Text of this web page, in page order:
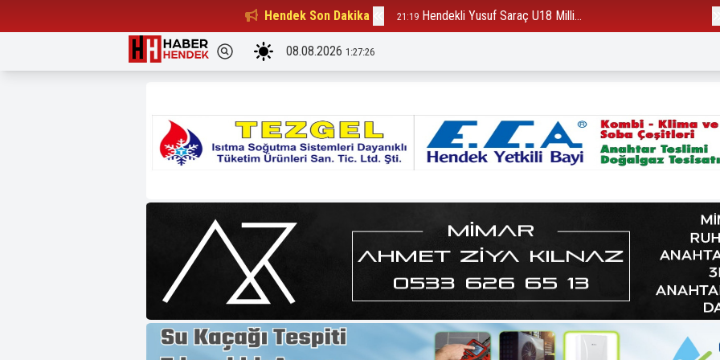
Hendek Son Dakika
Beşiktaşlılar Derneği Başkanı... 21:19 Hendekli Yusuf Saraç U18 Milli...
08.08.2026 1:27:28